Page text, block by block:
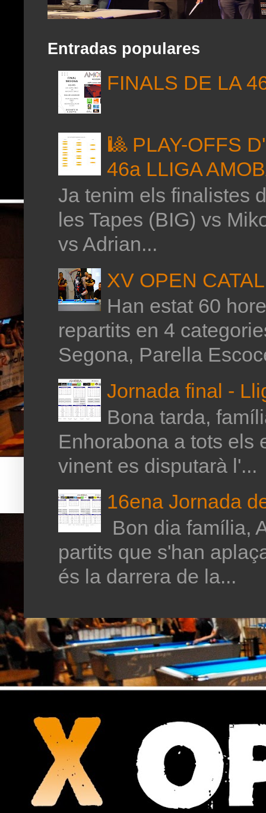
Entradas populares
FINALS DE LA
🎱 PLAY-OFFS
46a LLIGA
Ja tenim els finalistes
les Tapes (BIG) vs
vs Adrian...
XV OPEN
Han estat 60
repartits en 4
Segona, Parella
Jornada final -
Bona tarda,
Enhorabona a tots els
vinent es disputarà l'...
16ena Jornada
Bon dia família,
partits que s'han
és la darrera de la...